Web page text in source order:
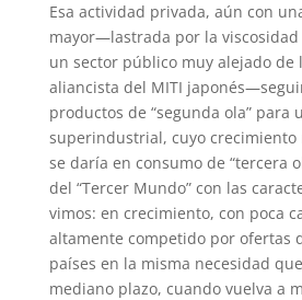
Esa actividad privada, aún con
mayor—lastrada por la
un sector público muy alejado de
aliancista del MITI
productos de “segunda ola” para
superindustrial, cuyo crecimiento
se daría en consumo de “tercera
del “Tercer Mundo” con las
vimos: en crecimiento, con poca
altamente competido por ofertas
países en la misma necesidad
mediano plazo, cuando vuelva a